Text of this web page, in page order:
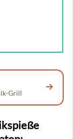
Grill